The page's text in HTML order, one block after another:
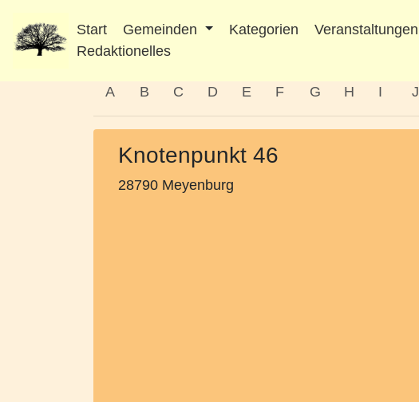
Start Gemeinden Kategorien Veranstaltungen
Redaktionelles
A B C D E F G H I J
Knotenpunkt 46
28790 Meyenburg